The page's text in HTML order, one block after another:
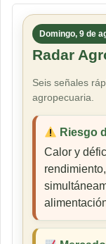
Domingo, 9 de
Radar
Seis señales
agropecuaria.
Riesgo
Calor y